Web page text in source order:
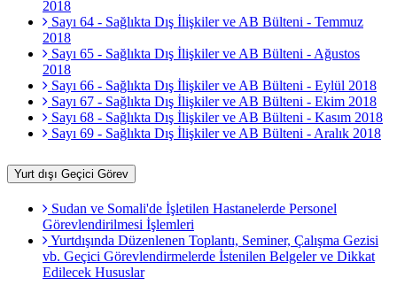
2018
Sayı 64 - Sağlıkta Dış İlişkiler ve AB Bülteni - Temmuz
2018
Sayı 65 - Sağlıkta Dış İlişkiler ve AB Bülteni - Ağustos
2018
Sayı 66 - Sağlıkta Dış İlişkiler ve AB Bülteni - Eylül 2018
Sayı 67 - Sağlıkta Dış İlişkiler ve AB Bülteni - Ekim 2018
Sayı 68 - Sağlıkta Dış İlişkiler ve AB Bülteni - Kasım 2018
Sayı 69 - Sağlıkta Dış İlişkiler ve AB Bülteni - Aralık 2018
Yurt dışı Geçici Görev
Sudan ve Somali'de İşletilen Hastanelerde Personel
Görevlendirilmesi İşlemleri
Yurtdışında Düzenlenen Toplantı, Seminer, Çalışma Gezisi
vb. Geçici Görevlendirmelerde İstenilen Belgeler ve Dikkat
Edilecek Hususlar